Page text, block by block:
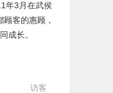
年3月在武侯
客的惠顾，
成长。
访客